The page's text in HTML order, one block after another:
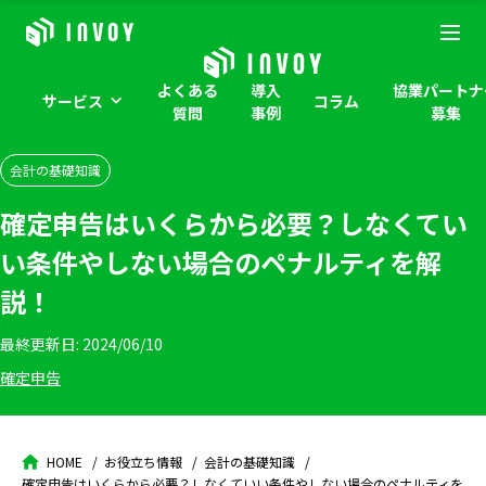
サービス
よくある
質問
導入
事例
コラム
協業パート
募集
会計の基礎知識
確定申告はいくらから必要？しなくてい
い条件やしない場合のペナルティを解
説！
最終更新日: 2024/06/10
確定申告
HOME お役立ち情報
会計の基礎知識